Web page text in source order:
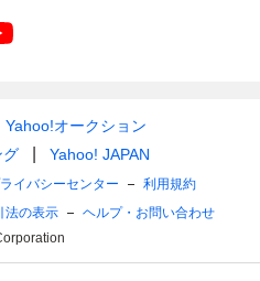
Yahoo!オークション
グ
Yahoo! JAPAN
イバシーセンター
利用規約
法の表示
ヘルプ・お問い合わせ